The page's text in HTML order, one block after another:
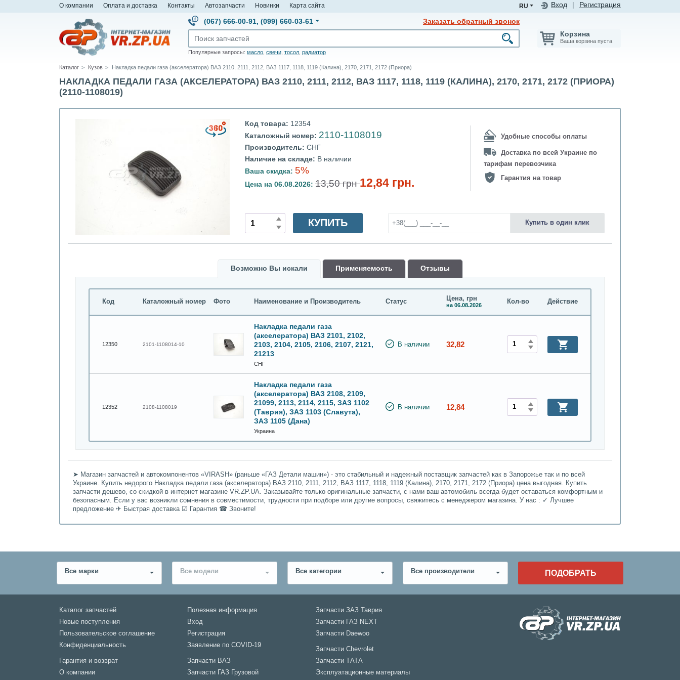
О компании Оплата и доставка Контакты Автозапчасти Новинки Карта сайта Вход Регистрация
RU
(067) 666-00-91, (099) 660-03-61 Заказать обратный звонок
Популярные запросы: масло свечи тосол радиатор
Корзина
Ваша корзина пуста
Каталог Кузов Накладка педали газа (акселератора) ВАЗ 2110, 2111, 2112, ВАЗ 1117, 1118, 1119 (Калина), 2170, 2171, 2172 (Приора)
НАКЛАДКА ПЕДАЛИ ГАЗА (АКСЕЛЕРАТОРА) ВАЗ 2110, 2111, 2112, ВАЗ 1117, 1118, 1119 (КАЛИНА), 2170, 2171, 2172 (ПРИОРА)
(2110-1108019)
Код товара: 12354
Каталожный номер: 2110-1108019
Производитель: СНГ
Наличие на складе: В наличии
Ваша скидка: 5%
Цена на 06.08.2026: 13,50 грн12,84 грн.
Удобные способы оплаты
Доставка по всей Украине по
тарифам перевозчика
Гарантия на товар
КУПИТЬ Купить в один клик
Возможно Вы искали Применяемость Oтзывы
Код Каталожный номер Фото Наименование и Производитель Статус Цена, грн
на 06.08.2026 Кол-во Действие
12350 2101-1108014-10
Накладка педали газа
(акселератора) ВАЗ 2101, 2102,
2103, 2104, 2105, 2106, 2107, 2121,
21213
СНГ
В наличии 32,82
12352 2108-1108019
Накладка педали газа
(акселератора) ВАЗ 2108, 2109,
21099, 2113, 2114, 2115, ЗАЗ 1102
(Таврия), ЗАЗ 1103 (Славута),
ЗАЗ 1105 (Дана)
Украина
В наличии 12,84
➤ Магазин запчастей и автокомпонентов «VIRASH» (раньше «ГАЗ Детали машин») - это стабильный и надежный поставщик запчастей как в Запорожье так и по всей
Украине. Купить недорого Накладка педали газа (акселератора) ВАЗ 2110, 2111, 2112, ВАЗ 1117, 1118, 1119 (Калина), 2170, 2171, 2172 (Приора) цена выгодная. Купить
запчасти дешево, со скидкой в интернет магазине VR.ZP.UA. Заказывайте только оригинальные запчасти, с нами ваш автомобиль всегда будет оставаться комфортным и
безопасным. Если у вас возникли сомнения в совместимости, трудности при подборе или другие вопросы, свяжитесь с менеджером магазина. У нас : ✓ Лучшее
предложение ✈ Быстрая доставка ☑ Гарантия ☎ Звоните!
Все марки Все модели Все категории Все производители ПОДОБРАТЬ
Каталог запчастей
Новые поступления
Пользовательское соглашение
Конфиденциальность
Гарантия и возврат
О компании
Полезная информация
Вход
Регистрация
Заявление по COVID-19
Запчасти ВАЗ
Запчасти ГАЗ Грузовой
Запчасти ЗАЗ Таврия
Запчасти ГАЗ NEXT
Запчасти Daewoo
Запчасти Chevrolet
Запчасти ТАТА
Эксплуатационные материалы